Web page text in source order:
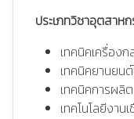
ประเภทวิชาอุตสาห
เทคนิคเครื่อง
เทคนิคยานยน
เทคนิคการผลิ
เทคโนโลยีงาน